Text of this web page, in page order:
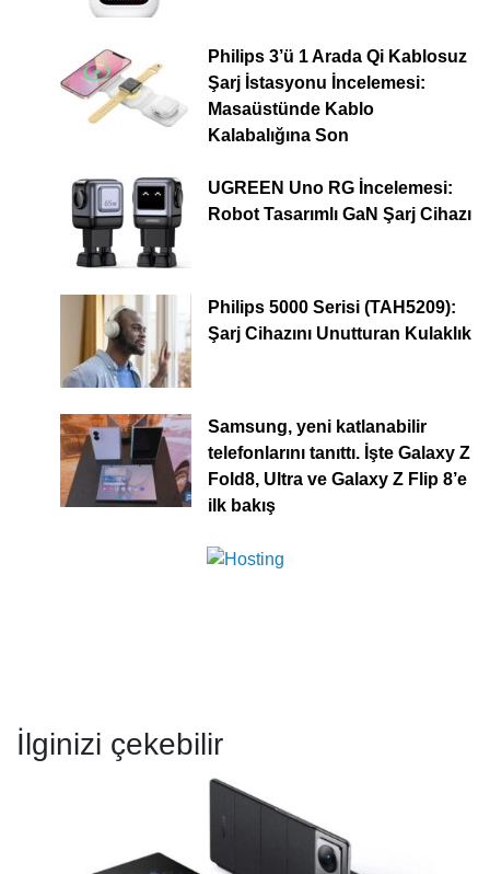
Philips 3’ü 1 Arada Qi Kablosuz
Şarj İstasyonu İncelemesi:
Masaüstünde Kablo
Kalabalığına Son
UGREEN Uno RG İncelemesi:
Robot Tasarımlı GaN Şarj Cihazı
Philips 5000 Serisi (TAH5209):
Şarj Cihazını Unutturan Kulaklık
Samsung, yeni katlanabilir
telefonlarını tanıttı. İşte Galaxy Z
Fold8, Ultra ve Galaxy Z Flip 8’e
ilk bakış
İlginizi çekebilir